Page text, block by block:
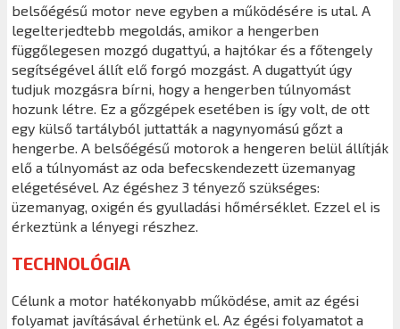
belsőégésű motor neve egyben a működésére is utal. A
legelterjedtebb megoldás, amikor a hengerben
függőlegesen mozgó dugattyú, a hajtókar és a főtengely
segítségével állít elő forgó mozgást. A dugattyút úgy
tudjuk mozgásra bírni, hogy a hengerben túlnyomást
hozunk létre. Ez a gőzgépek esetében is így volt, de ott
egy külső tartályból juttatták a nagynyomású gőzt a
hengerbe. A belsőégésű motorok a hengeren belül állítják
elő a túlnyomást az oda befecskendezett üzemanyag
elégetésével. Az égéshez 3 tényező szükséges:
üzemanyag, oxigén és gyulladási hőmérséklet. Ezzel el is
érkeztünk a lényegi részhez.
TECHNOLÓGIA
Célunk a motor hatékonyabb működése, amit az égési
folyamat javításával érhetünk el. Az égési folyamatot a